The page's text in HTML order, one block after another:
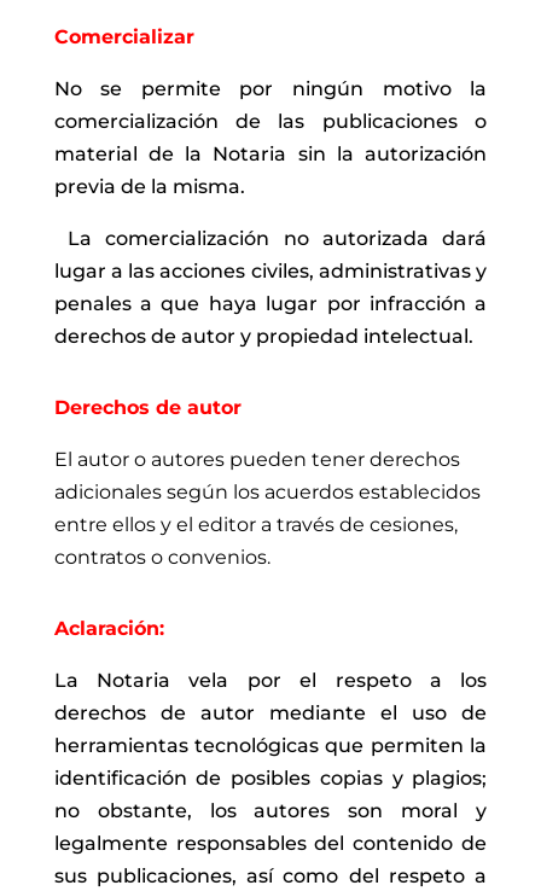
Comercializar
No se permite por ningún motivo la
comercialización de las publicaciones o
material de la Notaria sin la autorización
previa de la misma.
La comercialización no autorizada dará
lugar a las acciones civiles, administrativas y
penales a que haya lugar por infracción a
derechos de autor y propiedad intelectual.
Derechos de autor
El autor o autores pueden tener derechos
adicionales según los acuerdos establecidos
entre ellos y el editor a través de cesiones,
contratos o convenios.
Aclaración:
La Notaria vela por el respeto a los
derechos de autor mediante el uso de
herramientas tecnológicas que permiten la
identificación de posibles copias y plagios;
no obstante, los autores son moral y
legalmente responsables del contenido de
sus publicaciones, así como del respeto a